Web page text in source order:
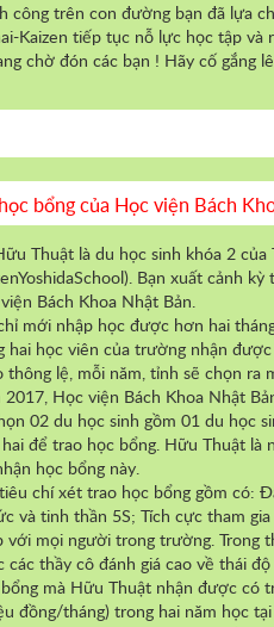
công trên con đường bạn đã lựa
Kaizen tiếp tục nỗ lực học tập
chờ đón các bạn ! Hãy cố gắng
bổng của Học viện Bách
Thuật là du học sinh khóa 2 của
Bạn xuất cảnh
Bách Khoa Nhật Bản.
chỉ mới nhập học được hơn hai
hai học viên của trường nhận
thông lệ, mỗi năm, tỉnh sẽ chọn
2017, Học viện Bách Khoa Nhật
02 du học sinh gồm 01 du học
hai để trao học bổng. Hữu Thuật
học bổng này.
chí xét trao học bổng gồm có:
và tinh thần 5S; Tích cực tham
với mọi người trong trường. Trong
các thầy cô đánh giá cao về thái
mà Hữu Thuật nhận được có
đồng/tháng) trong hai năm học